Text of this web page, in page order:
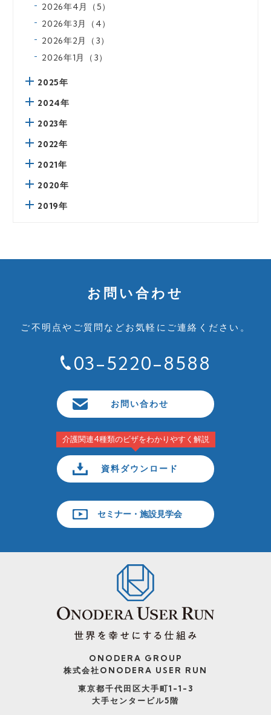
2026年4月（5）
2026年3月（4）
2026年2月（3）
2026年1月（3）
2025年
2024年
2023年
2022年
2021年
2020年
2019年
お問い合わせ
ご不明点やご質問などお気軽にご連絡ください。
03-5220-8588
お問い合わせ
介護関連4種類のビザをわかりやすく解説
資料ダウンロード
セミナー・施設見学会
ONODERA GROUP
株式会社ONODERA USER RUN
東京都千代田区大手町1-1-3
大手センタービル5階